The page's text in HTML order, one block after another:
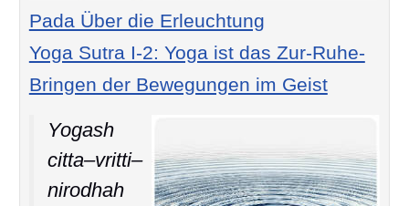
Pada Über die Erleuchtung
Yoga Sutra I-2: Yoga ist das Zur-Ruhe-
Bringen der Bewegungen im Geist
Yogash
citta–vritti–
nirodhah